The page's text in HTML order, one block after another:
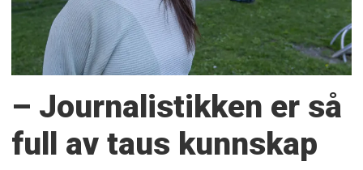
– Journalistikken er så
full av taus kunnskap